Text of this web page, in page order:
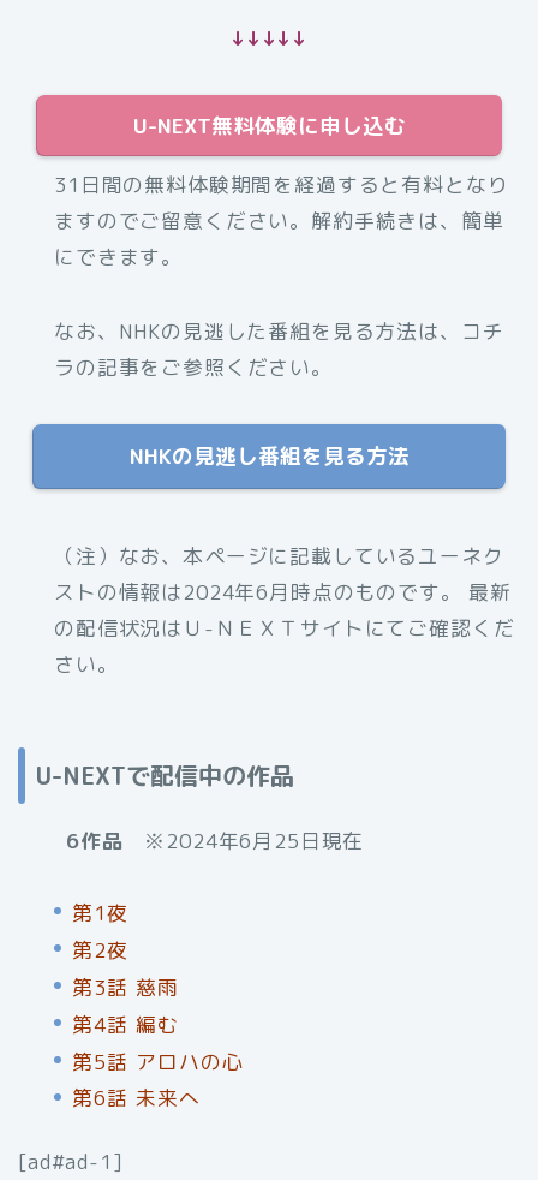
↓↓↓↓↓
U-NEXT無料体験に申し込む
31日間の無料体験期間を経過すると有料となり
ますのでご留意ください。解約手続きは、簡単
にできます。
なお、NHKの見逃した番組を見る方法は、コチ
ラの記事をご参照ください。
NHKの見逃し番組を見る方法
（注）なお、本ページに記載しているユーネク
ストの情報は2024年6月時点のものです。 最新
の配信状況はＵ-ＮＥＸＴサイトにてご確認くだ
さい。
U-NEXTで配信中の作品
6作品 ※2024年6月25日現在
第1夜
第2夜
第3話 慈雨
第4話 編む
第5話 アロハの心
第6話 未来へ
[ad#ad-1]